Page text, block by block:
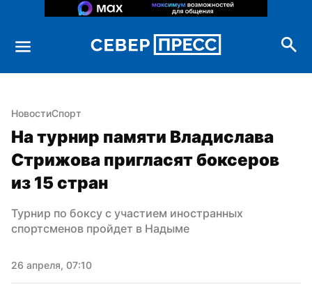
НовостиСпорт
На турнир памяти Владислава
Стрижова пригласят боксеров
из 15 стран
Турнир по боксу с участием иностранных
спортсменов пройдет в Надыме
26 апреля, 07:10